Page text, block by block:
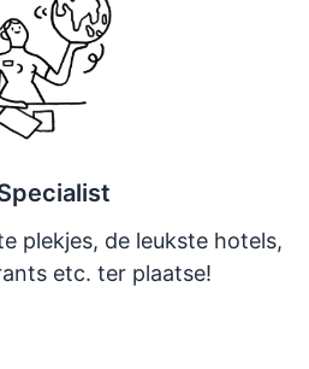
plekjes, de leukste hotels,
etc. ter plaatse!